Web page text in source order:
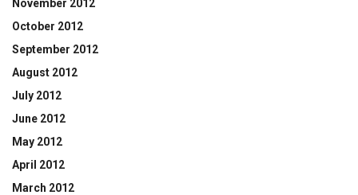
November 2012
October 2012
September 2012
August 2012
July 2012
June 2012
May 2012
April 2012
March 2012